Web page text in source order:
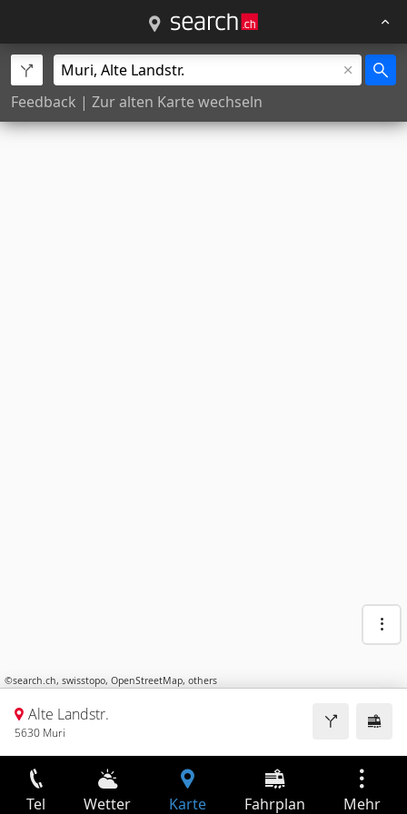
Feedback | Zur alten Karte wechseln
©search.ch, swisstopo, OpenStreetMap, others
Alte Landstr.
5630 Muri
Tel Wetter Karte Fahrplan Mehr